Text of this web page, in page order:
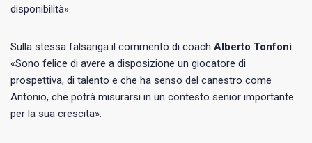
disponibilità».
Sulla stessa falsariga il commento di coach Alberto Tonfoni:
«Sono felice di avere a disposizione un giocatore di
prospettiva, di talento e che ha senso del canestro come
Antonio, che potrà misurarsi in un contesto senior importante
per la sua crescita».